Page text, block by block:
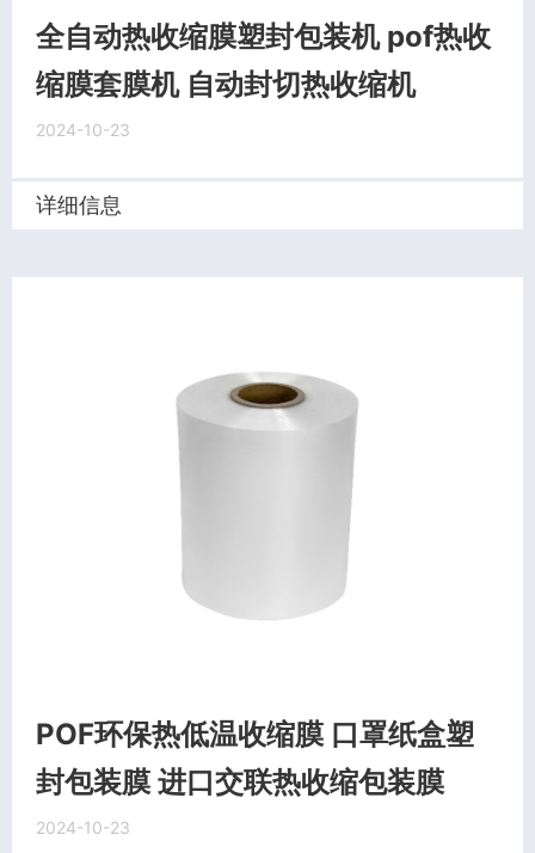
全自动热收缩膜塑封包装机 pof热收
缩膜套膜机 自动封切热收缩机
2024-10-23
详细信息
POF环保热低温收缩膜 口罩纸盒塑
封包装膜 进口交联热收缩包装膜
2024-10-23